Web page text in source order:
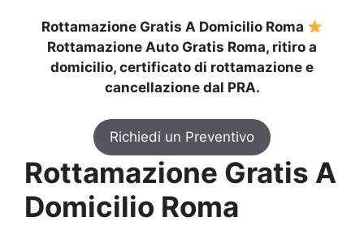
Rottamazione Gratis A Domicilio Roma
Rottamazione Auto Gratis Roma, ritiro a
domicilio, certificato di rottamazione e
cancellazione dal PRA.
Richiedi un Preventivo
Rottamazione Gratis A
Domicilio Roma